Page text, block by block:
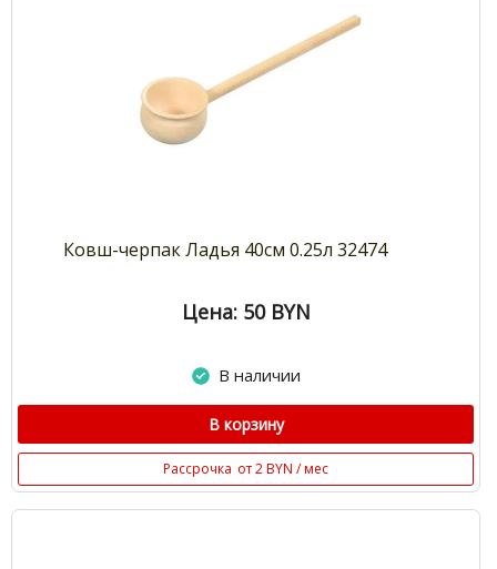
Ковш-черпак Ладья 40см 0.25л 32474
Цена: 50 BYN
В наличии
В корзину
Рассрочка от 2 BYN / мес